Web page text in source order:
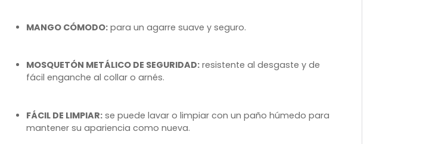
MANGO CÓMODO:para un agarre suave y seguro.
MOSQUETÓN METÁLICO DE SEGURIDAD:resistente al desgaste y de
fácil enganche al collar o arnés.
FÁCIL DE LIMPIAR:se puede lavar o limpiar con un paño húmedo para
mantener su apariencia como nueva.